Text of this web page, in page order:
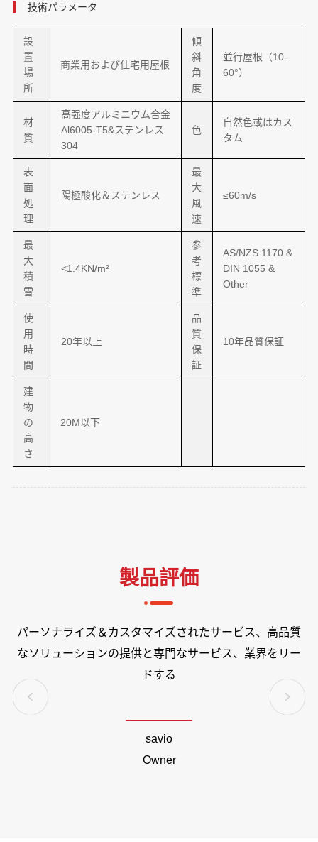
技術パラメータ
設
置
場
所
商業用および住宅用屋根
傾
斜
角
度
並行屋根（10-
60°）
材
質
高强度アルミニウム合金
Al6005-T5&ステンレス
304
色
自然色或はカス
タム
表
面
処
理
陽極酸化＆ステンレス
最
大
風
速
≤60m/s
最
大
積
雪
<1.4KN/m²
参
考
標
準
AS/NZS 1170 &
DIN 1055 &
Other
使
用
時
間
20年以上
品
質
保
証
10年品質保証
建
物
の
高
さ
20M以下
製品評価
パーソナライズ＆カスタマイズされたサービス、高品質
なソリューションの提供と専門なサービス、業界をリー
ドする
savio
Owner